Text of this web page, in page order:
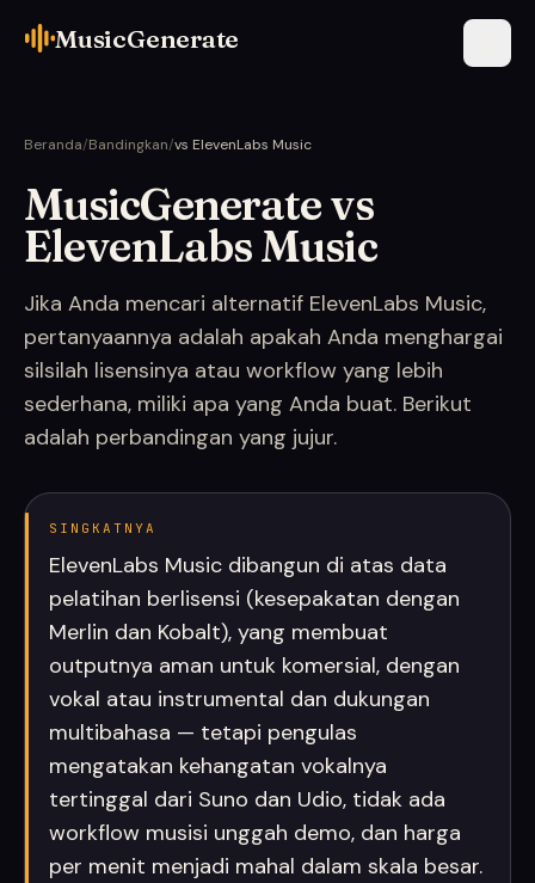
MusicGenerate
Beranda/Bandingkan/vs ElevenLabs Music
MusicGenerate vs
ElevenLabs Music
Jika Anda mencari alternatif ElevenLabs Music,
pertanyaannya adalah apakah Anda menghargai
silsilah lisensinya atau workflow yang lebih
sederhana, miliki apa yang Anda buat. Berikut
adalah perbandingan yang jujur.
SINGKATNYA
ElevenLabs Music dibangun di atas data
pelatihan berlisensi (kesepakatan dengan
Merlin dan Kobalt), yang membuat
outputnya aman untuk komersial, dengan
vokal atau instrumental dan dukungan
multibahasa — tetapi pengulas
mengatakan kehangatan vokalnya
tertinggal dari Suno dan Udio, tidak ada
workflow musisi unggah demo, dan harga
per menit menjadi mahal dalam skala besar.